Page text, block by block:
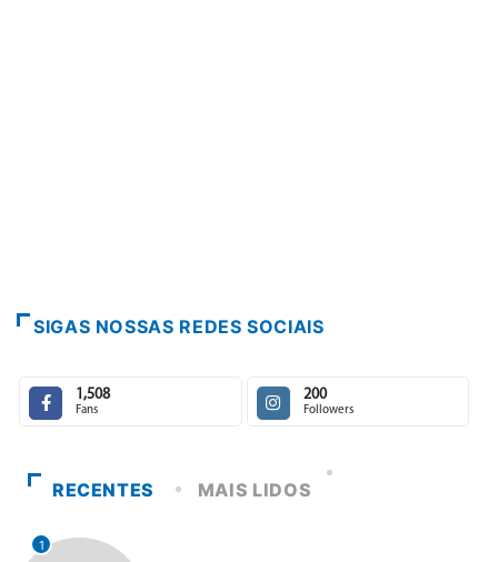
SIGAS NOSSAS REDES SOCIAIS
1,508
Fans
200
Followers
RECENTES MAIS LIDOS
1